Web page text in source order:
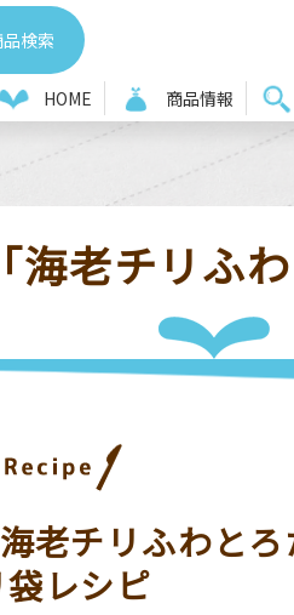
HOME 商品情報
ピ 湯せんだけでOK！「海老チリ
海老チリふ
老チリふわとろ
レシピ